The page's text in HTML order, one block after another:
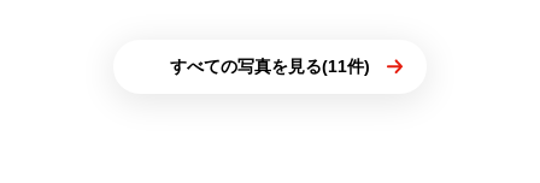
すべての写真を見る(11件)